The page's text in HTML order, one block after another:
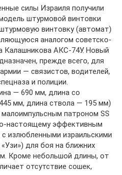
силы Израиля получили
штур­мовой винтовки
винтовку (автомат)
аналогом советско­
Калаш­никова АКС-74У. Новый
прежде всего, для
— связистов, водителей,
и полиции.
— 690 мм, длина со
мм, длина ствола — 195 мм)
патроном SS
настоящему эффективным
излюбленными израиль­скими
для боя на ближних
Кроме небольшой длины, от
отсутствие сошек,